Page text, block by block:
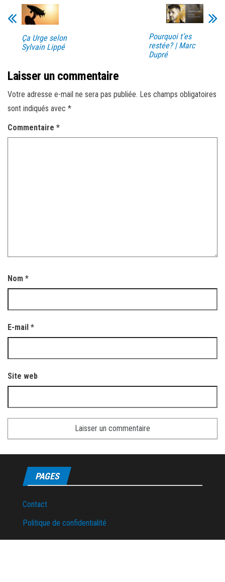
Ça Urge selon
Sylvain Lippé
Pourquoi t’es
restée? | Marc
Dupré
Laisser un commentaire
Votre adresse e-mail ne sera pas publiée. Les champs obligatoires
sont indiqués avec *
Commentaire *
Nom *
E-mail *
Site web
PAGES
Contact
Politique de confidentialité